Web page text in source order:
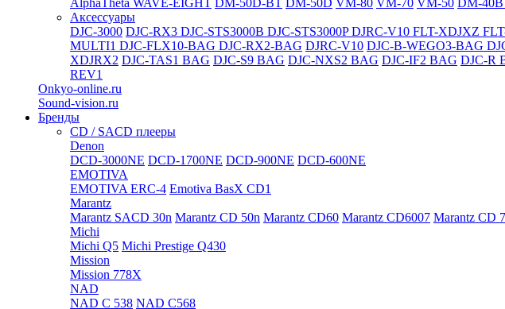
AlphaTheta WAVE-EIGHT DM-50D-BT DM-50D VM-80 VM-70 VM-50 DM-
Аксессуары
DJC-3000 DJC-RX3 DJC-STS3000B DJC-STS3000PDJRC-V10 FLT-XDJXZ
MULTI1 DJC-FLX10-BAG DJC-RX2-BAG DJRC-V10 DJC-B-WEGO3-BAG
XDJRX2 DJC-TAS1 BAG DJC-S9 BAG DJC-NXS2 BAG DJC-IF2 BAG DJC-R
REV1
Onkyo-online.ru
Sound-vision.ru
Бренды
CD / SACD плееры
Denon
DCD-3000NE DCD-1700NE DCD-900NE DCD-600NE
EMOTIVA
EMOTIVA ERC-4 Emotiva BasX CD1
Marantz
Marantz SACD 30n Marantz CD 50n Marantz CD60 Marantz CD6007 Marantz CD
Michi
Michi Q5 Michi Prestige Q430
Mission
Mission 778X
NAD
NAD C 538 NAD C568